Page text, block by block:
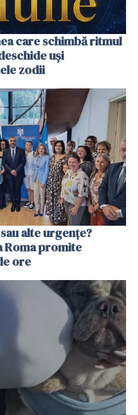
care schimbă ritmul
uși
zodii
alte urgențe?
Roma promite
ore